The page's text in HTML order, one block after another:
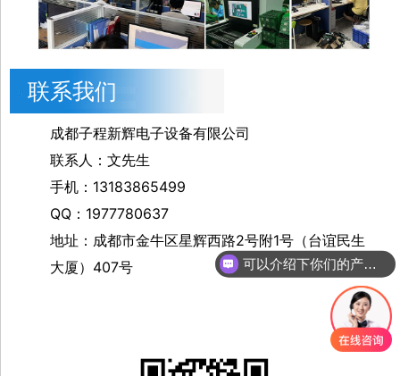
联系我们
成都子程新辉电子设备有限公司
联系人：文先生
手机：13183865499
QQ：1977780637
地址：成都市金牛区星辉西路2号附1号（台谊民生
大厦）407号
可以介绍下你们的产品么
你们是怎么收费的呢